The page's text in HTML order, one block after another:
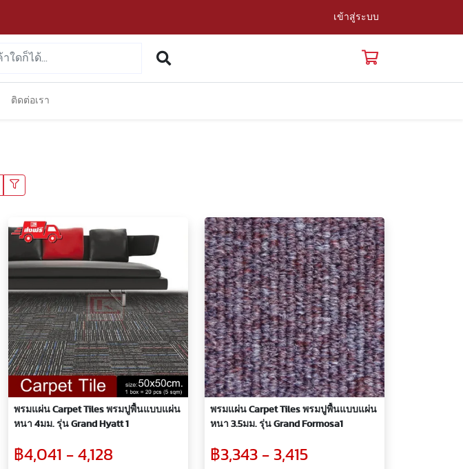
เข้าสู่ระบบ
ติดต่อเรา
พรมแผ่น Carpet Tiles พรมปูพื้นแบบแผ่น
หนา 4มม. รุ่น Grand Hyatt 1
฿4,041 - 4,128
พรมแผ่น Carpet Tiles พรมปูพื้นแบบแผ่น
หนา 3.5มม. รุ่น Grand Formosa1
฿3,343 - 3,415